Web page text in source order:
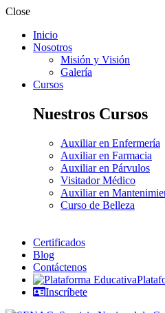
Close
Inicio
Nosotros
Misión y Visión
Galería
Cursos
Nuestros Cursos
Auxiliar en Enfermería
Auxiliar en Farmacia
Auxiliar en Párvulos
Visitador Médico
Auxiliar en
Curso de Belleza
Certificados
Blog
Contáctenos
Inscríbete